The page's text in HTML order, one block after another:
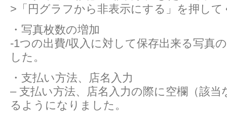
>「円グラフから非表示にする」を押して
・写真枚数の増加
-1つの出費/収入に対して保存出来る写真
した。
・支払い方法、店名入力
– 支払い方法、店名入力の際に空欄（該当
るようになりました。